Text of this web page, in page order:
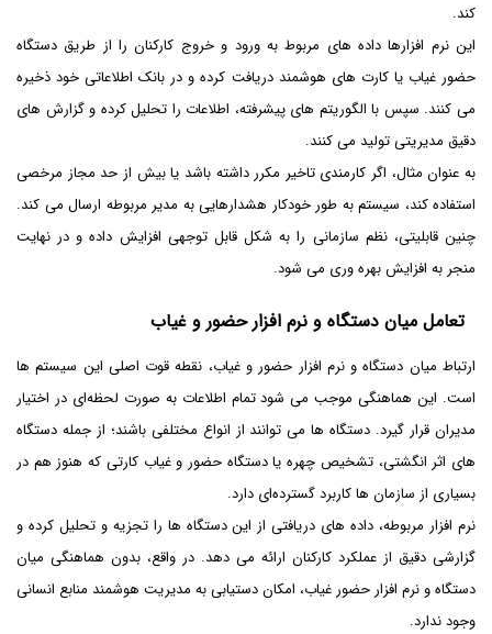
کند.
این نرم افزارها داده های مربوط به ورود و خروج کارکنان را از طریق دستگاه
حضور غیاب یا کارت های هوشمند دریافت کرده و در بانک اطلاعاتی خود ذخیره
می کنند. سپس با الگوریتم های پیشرفته، اطلاعات را تحلیل کرده و گزارش های
دقیق مدیریتی تولید می کنند.
به عنوان مثال، اگر کارمندی تاخیر مکرر داشته باشد یا بیش از حد مجاز مرخصی
استفاده کند، سیستم به طور خودکار هشدارهایی به مدیر مربوطه ارسال می کند.
چنین قابلیتی، نظم سازمانی را به شکل قابل توجهی افزایش داده و در نهایت
منجر به افزایش بهره وری می شود.
تعامل میان دستگاه و نرم افزار حضور و غیاب
ارتباط میان دستگاه و نرم افزار حضور و غیاب، نقطه قوت اصلی این سیستم ها
است. این هماهنگی موجب می‌ شود تمام اطلاعات به صورت لحظه‌ای در اختیار
مدیران قرار گیرد. دستگاه ها می توانند از انواع مختلفی باشند؛ از جمله دستگاه
های اثر انگشتی، تشخیص چهره یا دستگاه حضور و غیاب کارتی که هنوز هم در
بسیاری از سازمان ها کاربرد گسترده‌ای دارد.
نرم افزار مربوطه، داده های دریافتی از این دستگاه ها را تجزیه و تحلیل کرده و
گزارشی دقیق از عملکرد کارکنان ارائه می دهد. در واقع، بدون هماهنگی میان
دستگاه و نرم افزار حضور غیاب، امکان دستیابی به مدیریت هوشمند منابع انسانی
وجود ندارد.